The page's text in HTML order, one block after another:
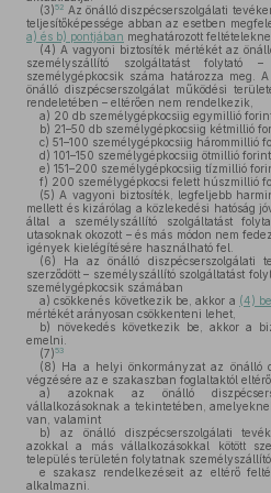
(3)52 Az önálló diszpécserszolgálati
teljesítőképessége abban az esetben
a) és b) pontjában meghatározott
(4) A vagyoni biztosíték mértékét az
személyszállító szolgáltatást folytató
személygépkocsik száma határozza meg.
önálló diszpécserszolgálat működési
rendeletében – eltérően nem rendelkezik,
a) 20 db személygépkocsiig egymillió
b) 21–50 db személygépkocsiig kétmillió
c) 51–100 személygépkocsiig hárommillió
d) 101–150 személygépkocsiig ötmillió forint,
e) 151–200 személygépkocsiig tízmillió
f) 200 személygépkocsi felett húszmillió
(5) A vagyoni biztosíték, legfeljebb
mellett és kizárólag a közlekedési hatóság
által a személyszállító szolgáltatást
utasoknak okozott – és más módon nem
igények kielégítésére használható fel.
(6) Ha az önálló diszpécserszolgálati
szerződött – személyszállító szolgáltatást
személygépkocsik számában
a) csökkenés következik be, akkor a (4)
mértékét arányosan csökkenteni lehet,
b) növekedés következik be, akkor a
emelni.
(7)53
(8) Ha a helyi önkormányzat az önálló
végzésére az e szakaszban foglaltaktól
a) azoknak az önálló
vállalkozásoknak a tekintetében,
van, valamint
b) az önálló diszpécserszolgálati
azokkal a más vállalkozásokkal kötött
település területén folytatnak személyszállító
e szakasz rendelkezéseit az eltérő
alkalmazni.